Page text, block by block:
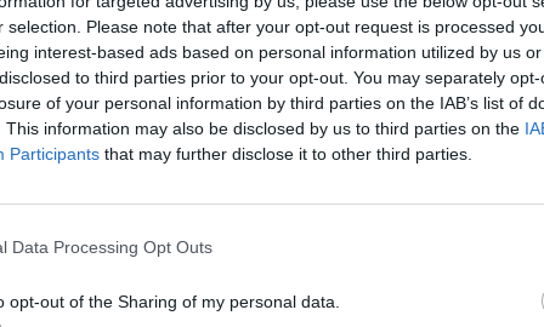
selection. Please note that after your opt-out request is processed
interest-based ads based on personal information utilized by us
to third parties prior to your opt-out. You may separately
of your personal information by third parties on the IAB’s list of
This information may also be disclosed by us to third parties on the
Participants that may further disclose it to other third parties.
Data Processing Opt Outs
opt-out of the Sharing of my personal data.
την άψογη συνεργασία και τον επαγγελματισμό του.
σε έναν αγώνα που συνδυάζει τον αθλητισμό με την
Θα υπάρχει δυνατότητα ατομικής ή ομαδικής εγγραφής.
και θα την υλοποιήσει.